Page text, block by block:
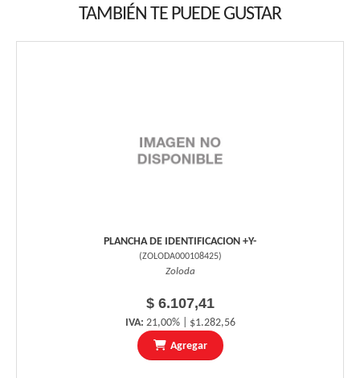
TAMBIÉN TE PUEDE GUSTAR
PLANCHA DE IDENTIFICACION +Y-
(ZOLODA000108425)
Zoloda
$ 6.107,41
IVA: 21,00% | $1.282,56
Agregar